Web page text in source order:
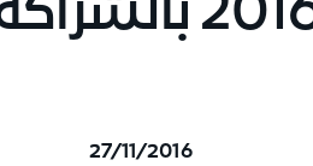
27/11/2016